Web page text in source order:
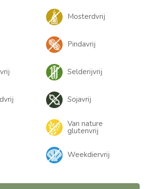
Mosterdvrij
Pindavrij
Selderijvrij
Sojavrij
Van nature
glutenvrij
Weekdiervrij